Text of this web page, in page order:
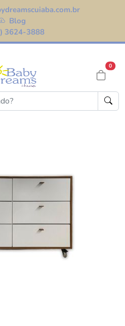
Blog
3624-3888
0